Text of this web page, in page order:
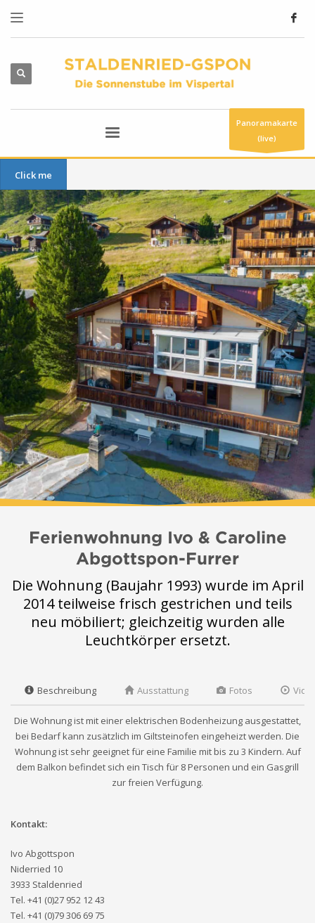
Panoramakarte
(live)
Click me
Ferienwohnung Ivo & Caroline
Abgottspon-Furrer
Die Wohnung (Baujahr 1993) wurde im April
2014 teilweise frisch gestrichen und teils
neu möbiliert; gleichzeitig wurden alle
Leuchtkörper ersetzt.
Beschreibung Ausstattung Fotos
Die Wohnung ist mit einer elektrischen Bodenheizung ausgestattet,
bei Bedarf kann zusätzlich im Giltsteinofen eingeheizt werden. Die
Wohnung ist sehr geeignet für eine Familie mit bis zu 3 Kindern. Auf
dem Balkon befindet sich ein Tisch für 8 Personen und ein Gasgrill
zur freien Verfügung.
Kontakt:
Ivo Abgottspon
Niderried 10
3933 Staldenried
Tel. +41 (0)27 952 12 43
Tel. +41 (0)79 306 69 75